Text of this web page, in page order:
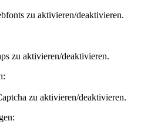
zu aktivieren/deaktivieren.
zu aktivieren/deaktivieren.
zu aktivieren/deaktivieren.